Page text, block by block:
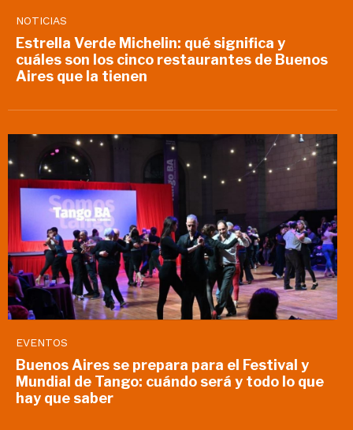
NOTICIAS
Estrella Verde Michelin: qué significa y
cuáles son los cinco restaurantes de Buenos
Aires que la tienen
EVENTOS
Buenos Aires se prepara para el Festival y
Mundial de Tango: cuándo será y todo lo que
hay que saber